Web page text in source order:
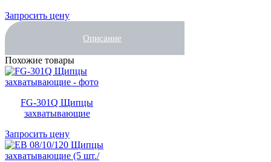
Запросить цену
Описание
Похожие товары
FG-301Q Щипцы
захватывающие
Запросить цену